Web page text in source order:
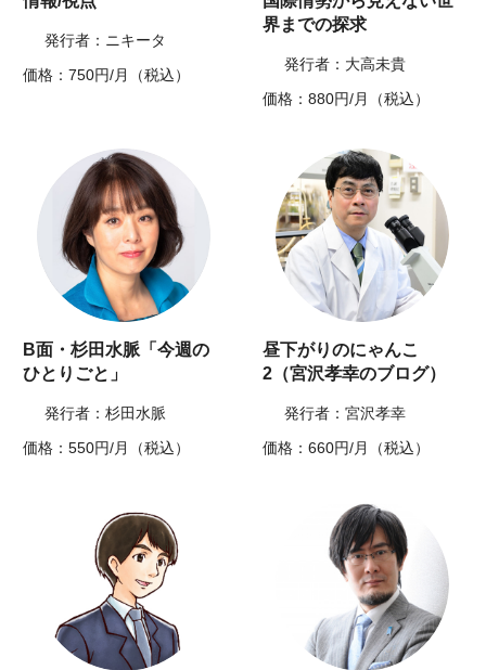
発行者：ニキータ
価格：750円/月（税込）
界までの探求
発行者：大高未貴
価格：880円/月（税込）
B面・杉田水脈「今週の
ひとりごと」
発行者：杉田水脈
価格：550円/月（税込）
昼下がりのにゃんこ
2（宮沢孝幸のブログ）
発行者：宮沢孝幸
価格：660円/月（税込）